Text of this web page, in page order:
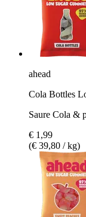
ahead
Cola Bottles
Saure Cola &
€ 1,99
(€ 39,80 / kg)